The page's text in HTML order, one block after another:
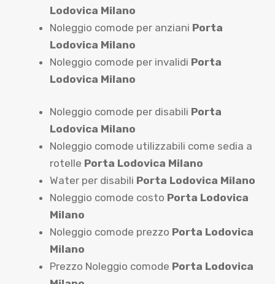
Lodovica Milano
Noleggio comode per anziani Porta
Lodovica Milano
Noleggio comode per invalidi Porta
Lodovica Milano
Noleggio comode per disabili Porta
Lodovica Milano
Noleggio comode utilizzabili come sedia a
rotelle Porta Lodovica Milano
Water per disabili Porta Lodovica Milano
Noleggio comode costo Porta Lodovica
Milano
Noleggio comode prezzo Porta Lodovica
Milano
Prezzo Noleggio comode Porta Lodovica